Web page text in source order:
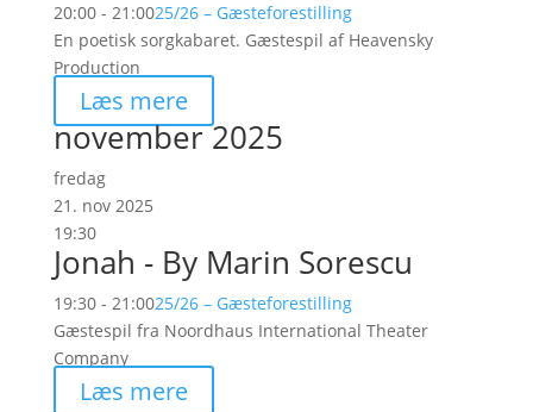
20:00 - 21:0025/26 – Gæsteforestilling
En poetisk sorgkabaret. Gæstespil af Heavensky
Production
Læs mere
november 2025
fredag
21. nov 2025
19:30
Jonah - By Marin Sorescu
19:30 - 21:0025/26 – Gæsteforestilling
Gæstespil fra Noordhaus International Theater
Company
Læs mere